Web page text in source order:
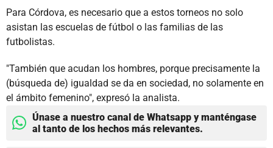
Para Córdova, es necesario que a estos torneos no solo
asistan las escuelas de fútbol o las familias de las
futbolistas.
"También que acudan los hombres, porque precisamente la
(búsqueda de) igualdad se da en sociedad, no solamente en
el ámbito femenino", expresó la analista.
Únase a nuestro canal de Whatsapp y manténgase
al tanto de los hechos más relevantes.